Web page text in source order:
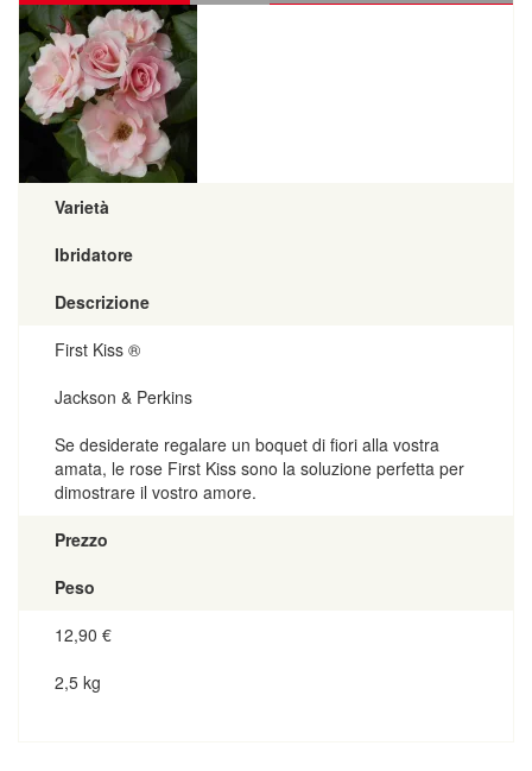
Varietà
Ibridatore
Descrizione
First Kiss ®
Jackson & Perkins
Se desiderate regalare un boquet di fiori alla vostra
amata, le rose First Kiss sono la soluzione perfetta per
dimostrare il vostro amore.
Prezzo
Peso
12,90 €
2,5 kg